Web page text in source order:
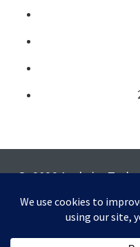
© 2026 Anaheim
Express を使